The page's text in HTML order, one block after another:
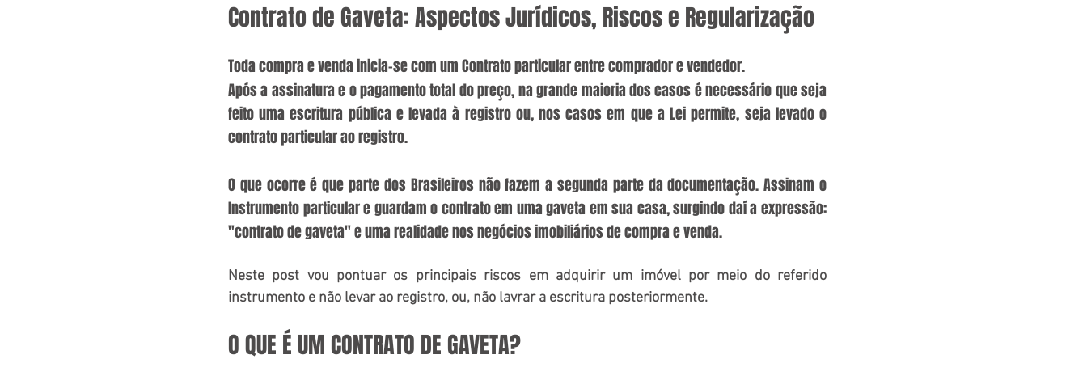
Contrato de Gaveta: Aspectos Jurídicos, Riscos e Regularização
Toda compra e venda inicia-se com um Contrato particular entre comprador e vendedor.
Após a assinatura e o pagamento total do preço, na grande maioria dos casos é necessário que seja
feito uma escritura pública e levada à registro ou, nos casos em que a Lei permite, seja levado o
contrato particular ao registro.
O que ocorre é que parte dos Brasileiros não fazem a segunda parte da documentação. Assinam o
Instrumento particular e guardam o contrato em uma gaveta em sua casa, surgindo daí a expressão:
"contrato de gaveta" e uma realidade nos negócios imobiliários de compra e venda.
Neste post vou pontuar os principais riscos em adquirir um imóvel por meio do referido
instrumento e não levar ao registro, ou, não lavrar a escritura posteriormente.
O QUE É UM CONTRATO DE GAVETA?